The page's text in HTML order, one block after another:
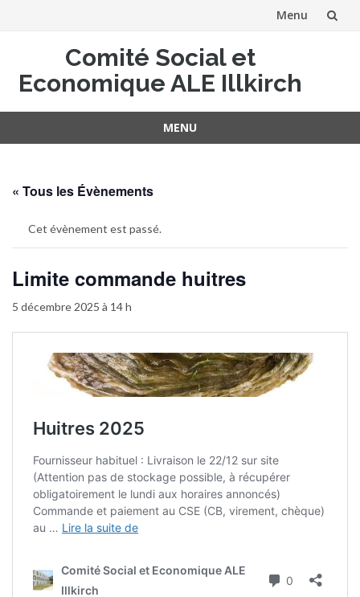
Menu
au
Comité Social et
Economique ALE Illkirch
MENU
contenu
« Tous les Évènements
Cet évènement est passé.
Limite commande huitres
5 décembre 2025 à 14 h